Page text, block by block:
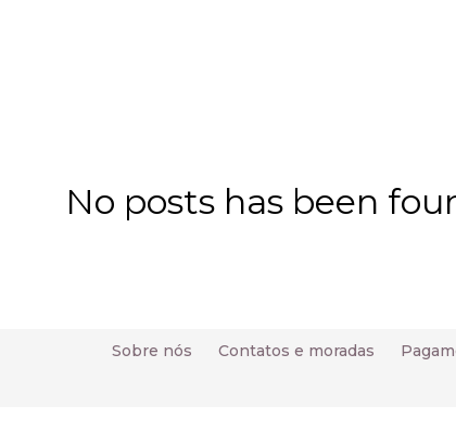
No posts has been
Sobre nós Contatos e moradas